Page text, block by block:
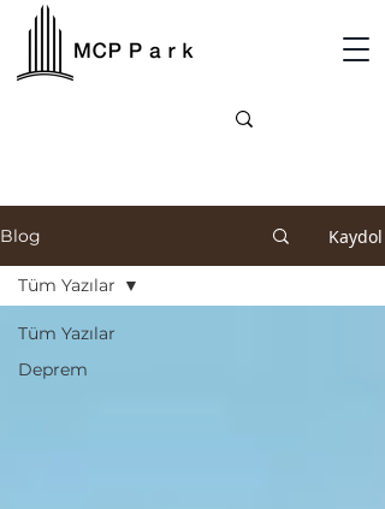
Blog Kaydol
Tüm Yazılar
Deprem
Tüm Yazılar